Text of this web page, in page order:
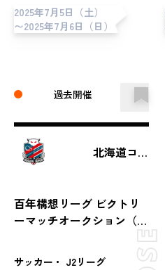
2025年7月5日（土）
〜2025年7月6日（日）
過去開催
北海道コンサドーレ札幌
百年構想リーグ ビクトリ
ーマッチオークション（第
サッカー・ J2リーグ